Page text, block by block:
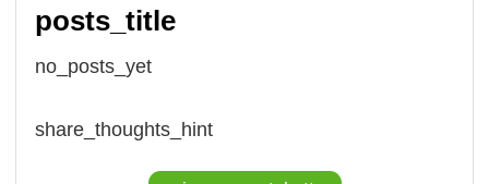
posts_title
no_posts_yet
share_thoughts_hint